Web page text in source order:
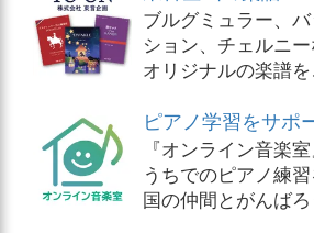
ブルグミュラー、
ション、チェルニ
オリジナルの楽譜を
ピアノ学習をサポ
『オンライン音楽
うちでのピアノ練
国の仲間とがんばろ